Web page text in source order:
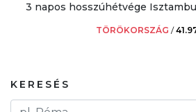
3 napos hosszúhétvége
TÖRÖKORSZÁG /
KERESÉS